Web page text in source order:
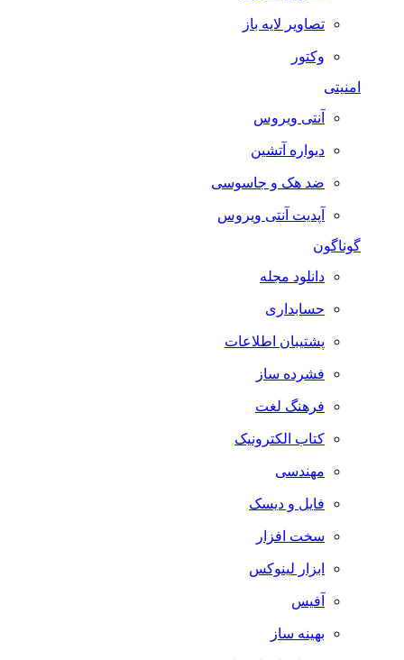
تصاویر لایه باز
وکتور
امنیتی
آنتی ویروس
دیواره آتشین
ضد هک و جاسوسی
آپدیت آنتی ویروس
گوناگون
دانلود مجله
حسابداری
پشتیبان اطلاعات
فشرده ساز
فرهنگ لغت
کتاب الکترونیک
مهندسی
فایل و دیسک
سخت افزار
ابزار لینوکس
آفیس
بهینه ساز